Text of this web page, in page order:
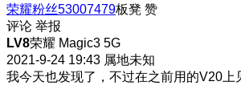
荣耀粉丝53007479板凳 赞
评论 举报
LV8荣耀 Magic3 5G
2021-9-24 19:43 属地未知
我今天也发现了，不过在之前用的V20上